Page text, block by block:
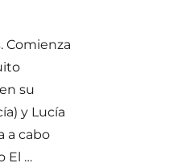
Comienza
su
y Lucía
a cabo
El …